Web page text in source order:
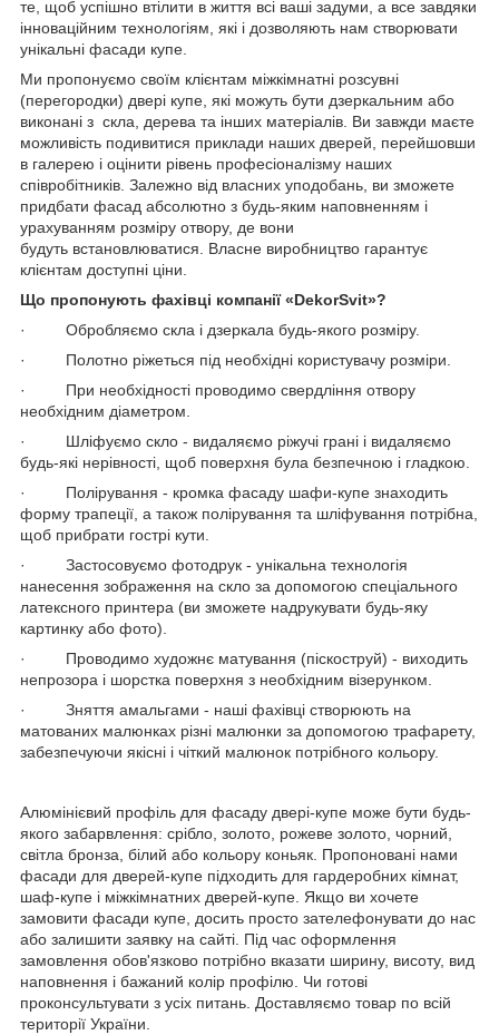
те, щоб успішно втілити в життя всі ваші задуми, а все завдяки
інноваційним технологіям, які і дозволяють нам створювати
унікальні фасади купе.
Ми пропонуємо своїм клієнтам міжкімнатні розсувні
(перегородки) двері купе, які можуть бути дзеркальним або
виконані з скла, дерева та інших матеріалів. Ви завжди маєте
можливість подивитися приклади наших дверей, перейшовши
в галерею і оцінити рівень професіоналізму наших
співробітників. Залежно від власних уподобань, ви зможете
придбати фасад абсолютно з будь-яким наповненням і
урахуванням розміру отвору, де вони
будуть встановлюватися. Власне виробництво гарантує
клієнтам доступні ціни.
Що пропонують фахівці компанії «DekorSvit»?
· Обробляємо скла і дзеркала будь-якого розміру.
· Полотно ріжеться під необхідні користувачу розміри.
· При необхідності проводимо свердління отвору
необхідним діаметром.
· Шліфуємо скло - видаляємо ріжучі грані і видаляємо
будь-які нерівності, щоб поверхня була безпечною і гладкою.
· Полірування - кромка фасаду шафи-купе знаходить
форму трапеції, а також полірування та шліфування потрібна,
щоб прибрати гострі кути.
· Застосовуємо фотодрук - унікальна технологія
нанесення зображення на скло за допомогою спеціального
латексного принтера (ви зможете надрукувати будь-яку
картинку або фото).
· Проводимо художнє матування (піскоструй) - виходить
непрозора і шорстка поверхня з необхідним візерунком.
· Зняття амальгами - наші фахівці створюють на
матованих малюнках різні малюнки за допомогою трафарету,
забезпечуючи якісні і чіткий малюнок потрібного кольору.
Алюмінієвий профіль для фасаду двері-купе може бути будь-
якого забарвлення: срібло, золото, рожеве золото, чорний,
світла бронза, білий або кольору коньяк. Пропоновані нами
фасади для дверей-купе підходить для гардеробних кімнат,
шаф-купе і міжкімнатних дверей-купе. Якщо ви хочете
замовити фасади купе, досить просто зателефонувати до нас
або залишити заявку на сайті. Під час оформлення
замовлення обов'язково потрібно вказати ширину, висоту, вид
наповнення і бажаний колір профілю. Чи готові
проконсультувати з усіх питань. Доставляємо товар по всій
території України.